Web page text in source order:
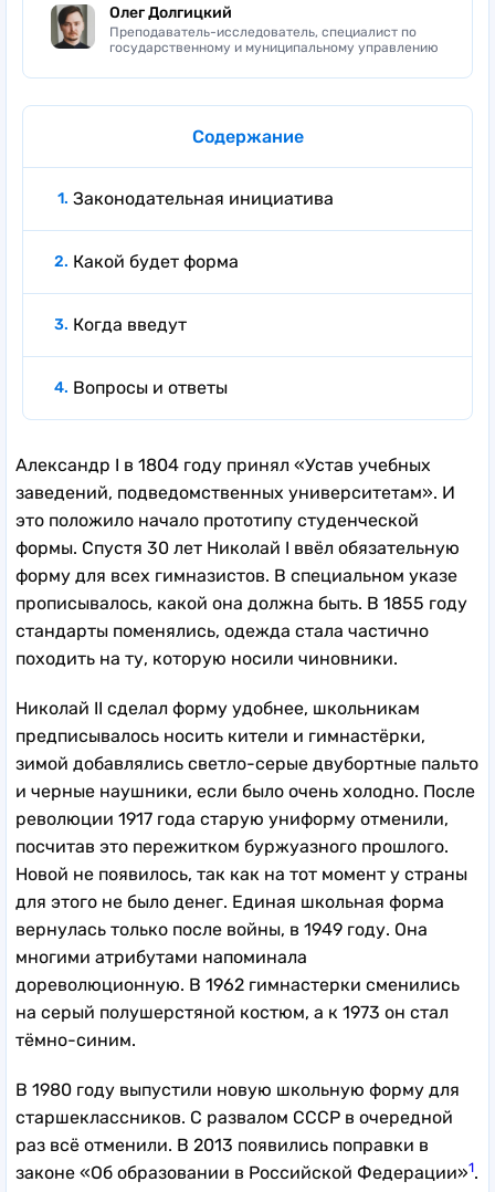
Олег Долгицкий
Преподаватель-исследователь, специалист по
государственному и муниципальному управлению
Содержание
Законодательная инициатива
Какой будет форма
Когда введут
Вопросы и ответы
Александр I в 1804 году принял «Устав учебных
заведений, подведомственных университетам». И
это положило начало прототипу студенческой
формы. Спустя 30 лет Николай I ввёл обязательную
форму для всех гимназистов. В специальном указе
прописывалось, какой она должна быть. В 1855 году
стандарты поменялись, одежда стала частично
походить на ту, которую носили чиновники.
Николай II сделал форму удобнее, школьникам
предписывалось носить кители и гимнастёрки,
зимой добавлялись светло-серые двубортные пальто
и черные наушники, если было очень холодно. После
революции 1917 года старую униформу отменили,
посчитав это пережитком буржуазного прошлого.
Новой не появилось, так как на тот момент у страны
для этого не было денег. Единая школьная форма
вернулась только после войны, в 1949 году. Она
многими атрибутами напоминала
дореволюционную. В 1962 гимнастерки сменились
на серый полушерстяной костюм, а к 1973 он стал
тёмно-синим.
В 1980 году выпустили новую школьную форму для
старшеклассников. С развалом СССР в очередной
раз всё отменили. В 2013 появились поправки в
законе «Об образовании в Российской Федерации»1.